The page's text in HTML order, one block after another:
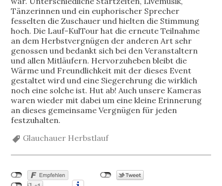
Tänzerinnen und ein euphorischer Sprecher
fesselten die Zuschauer und hielten die Stimmung
hoch. Die Lauf-KulTour hat die erneute Teilnahme
an dem Herbstvergnügen der anderen Art sehr
genossen und bedankt sich bei den Veranstaltern
und allen Mitläufern. Hervorzuheben bleibt die
Wärme und Freundlichkeit mit der dieses Event
gestaltet wird und eine Siegerehrung die wirklich
noch eine solche ist. Hut ab! Auch unsere Kameras
waren wieder mit dabei um eine kleine Erinnerung
an dieses gemeinsame Vergnügen für jeden
festzuhalten.
Glauchauer Herbstlauf